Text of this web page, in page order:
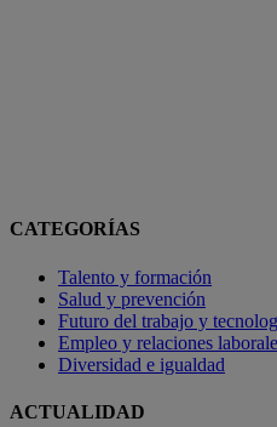
CATEGORÍAS
Talento y formación
Salud y prevención
Futuro del trabajo y
Empleo y relaciones
Diversidad e igualdad
ACTUALIDAD